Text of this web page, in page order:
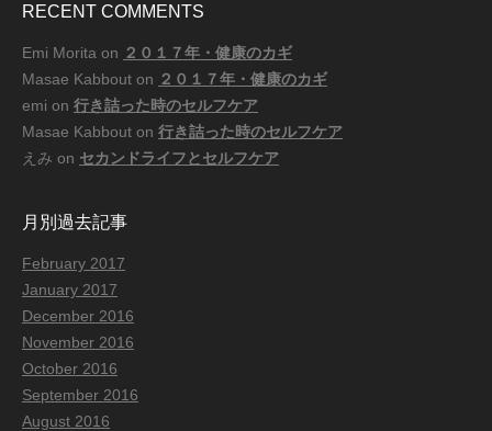
RECENT COMMENTS
Emi Morita on ２０１７年・健康のカギ
Masae Kabbout on ２０１７年・健康のカギ
emi on 行き詰った時のセルフケア
Masae Kabbout on 行き詰った時のセルフケア
えみ on セカンドライフとセルフケア
月別過去記事
February 2017
January 2017
December 2016
November 2016
October 2016
September 2016
August 2016